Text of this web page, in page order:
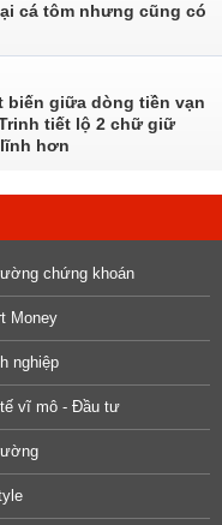
cá tôm nhưng cũng có
biến giữa dòng tiền vạn
tiết lộ 2 chữ giữ
hơn
chứng khoán
Money
nghiệp
vĩ mô - Đầu tư